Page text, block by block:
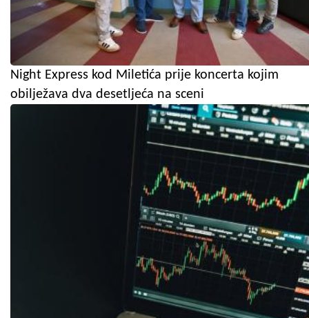
Night Express kod Miletića prije koncerta kojim
obilježava dva desetljeća na sceni